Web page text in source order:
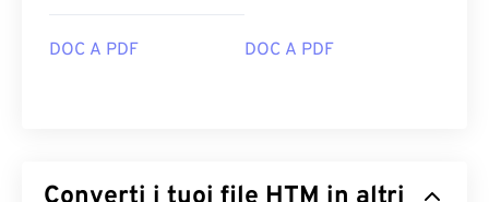
DOC A PDF DOC A PDF